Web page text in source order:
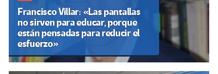
Francisco Villar: «Las pantallas
no sirven para educar, porque
están pensadas para reducir el
esfuerzo»